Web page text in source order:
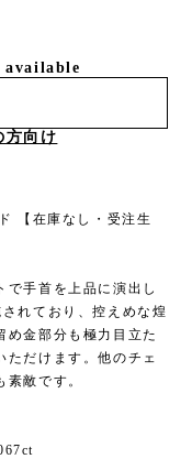
方向け
【在庫なし・受注生
で手首を上品に演出し
れており、控えめな煌
め金部分も極力目立た
ただけます。他のチェ
敵です。